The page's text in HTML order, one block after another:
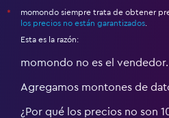
*
momondo siempre trata de obtener
los precios no están garantizados
Esta es la razón:
momondo no es el vendedor.
Agregamos montones de
¿Por qué los precios no son